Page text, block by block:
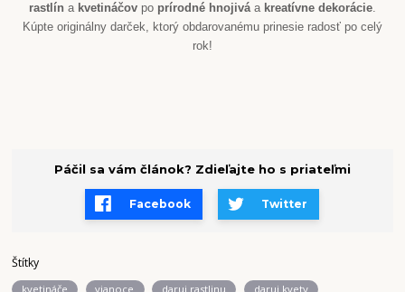
rastlín a kvetináčovpo prírodné hnojiváa kreatívne dekorácie.
Kúpte originálny darček, ktorý obdarovanému prinesie radosť po celý
rok!
Páčil sa vám článok? Zdieľajte ho s priateľmi
Facebook Twitter
Štítky
kvetináče vianoce daruj rastlinu daruj kvety